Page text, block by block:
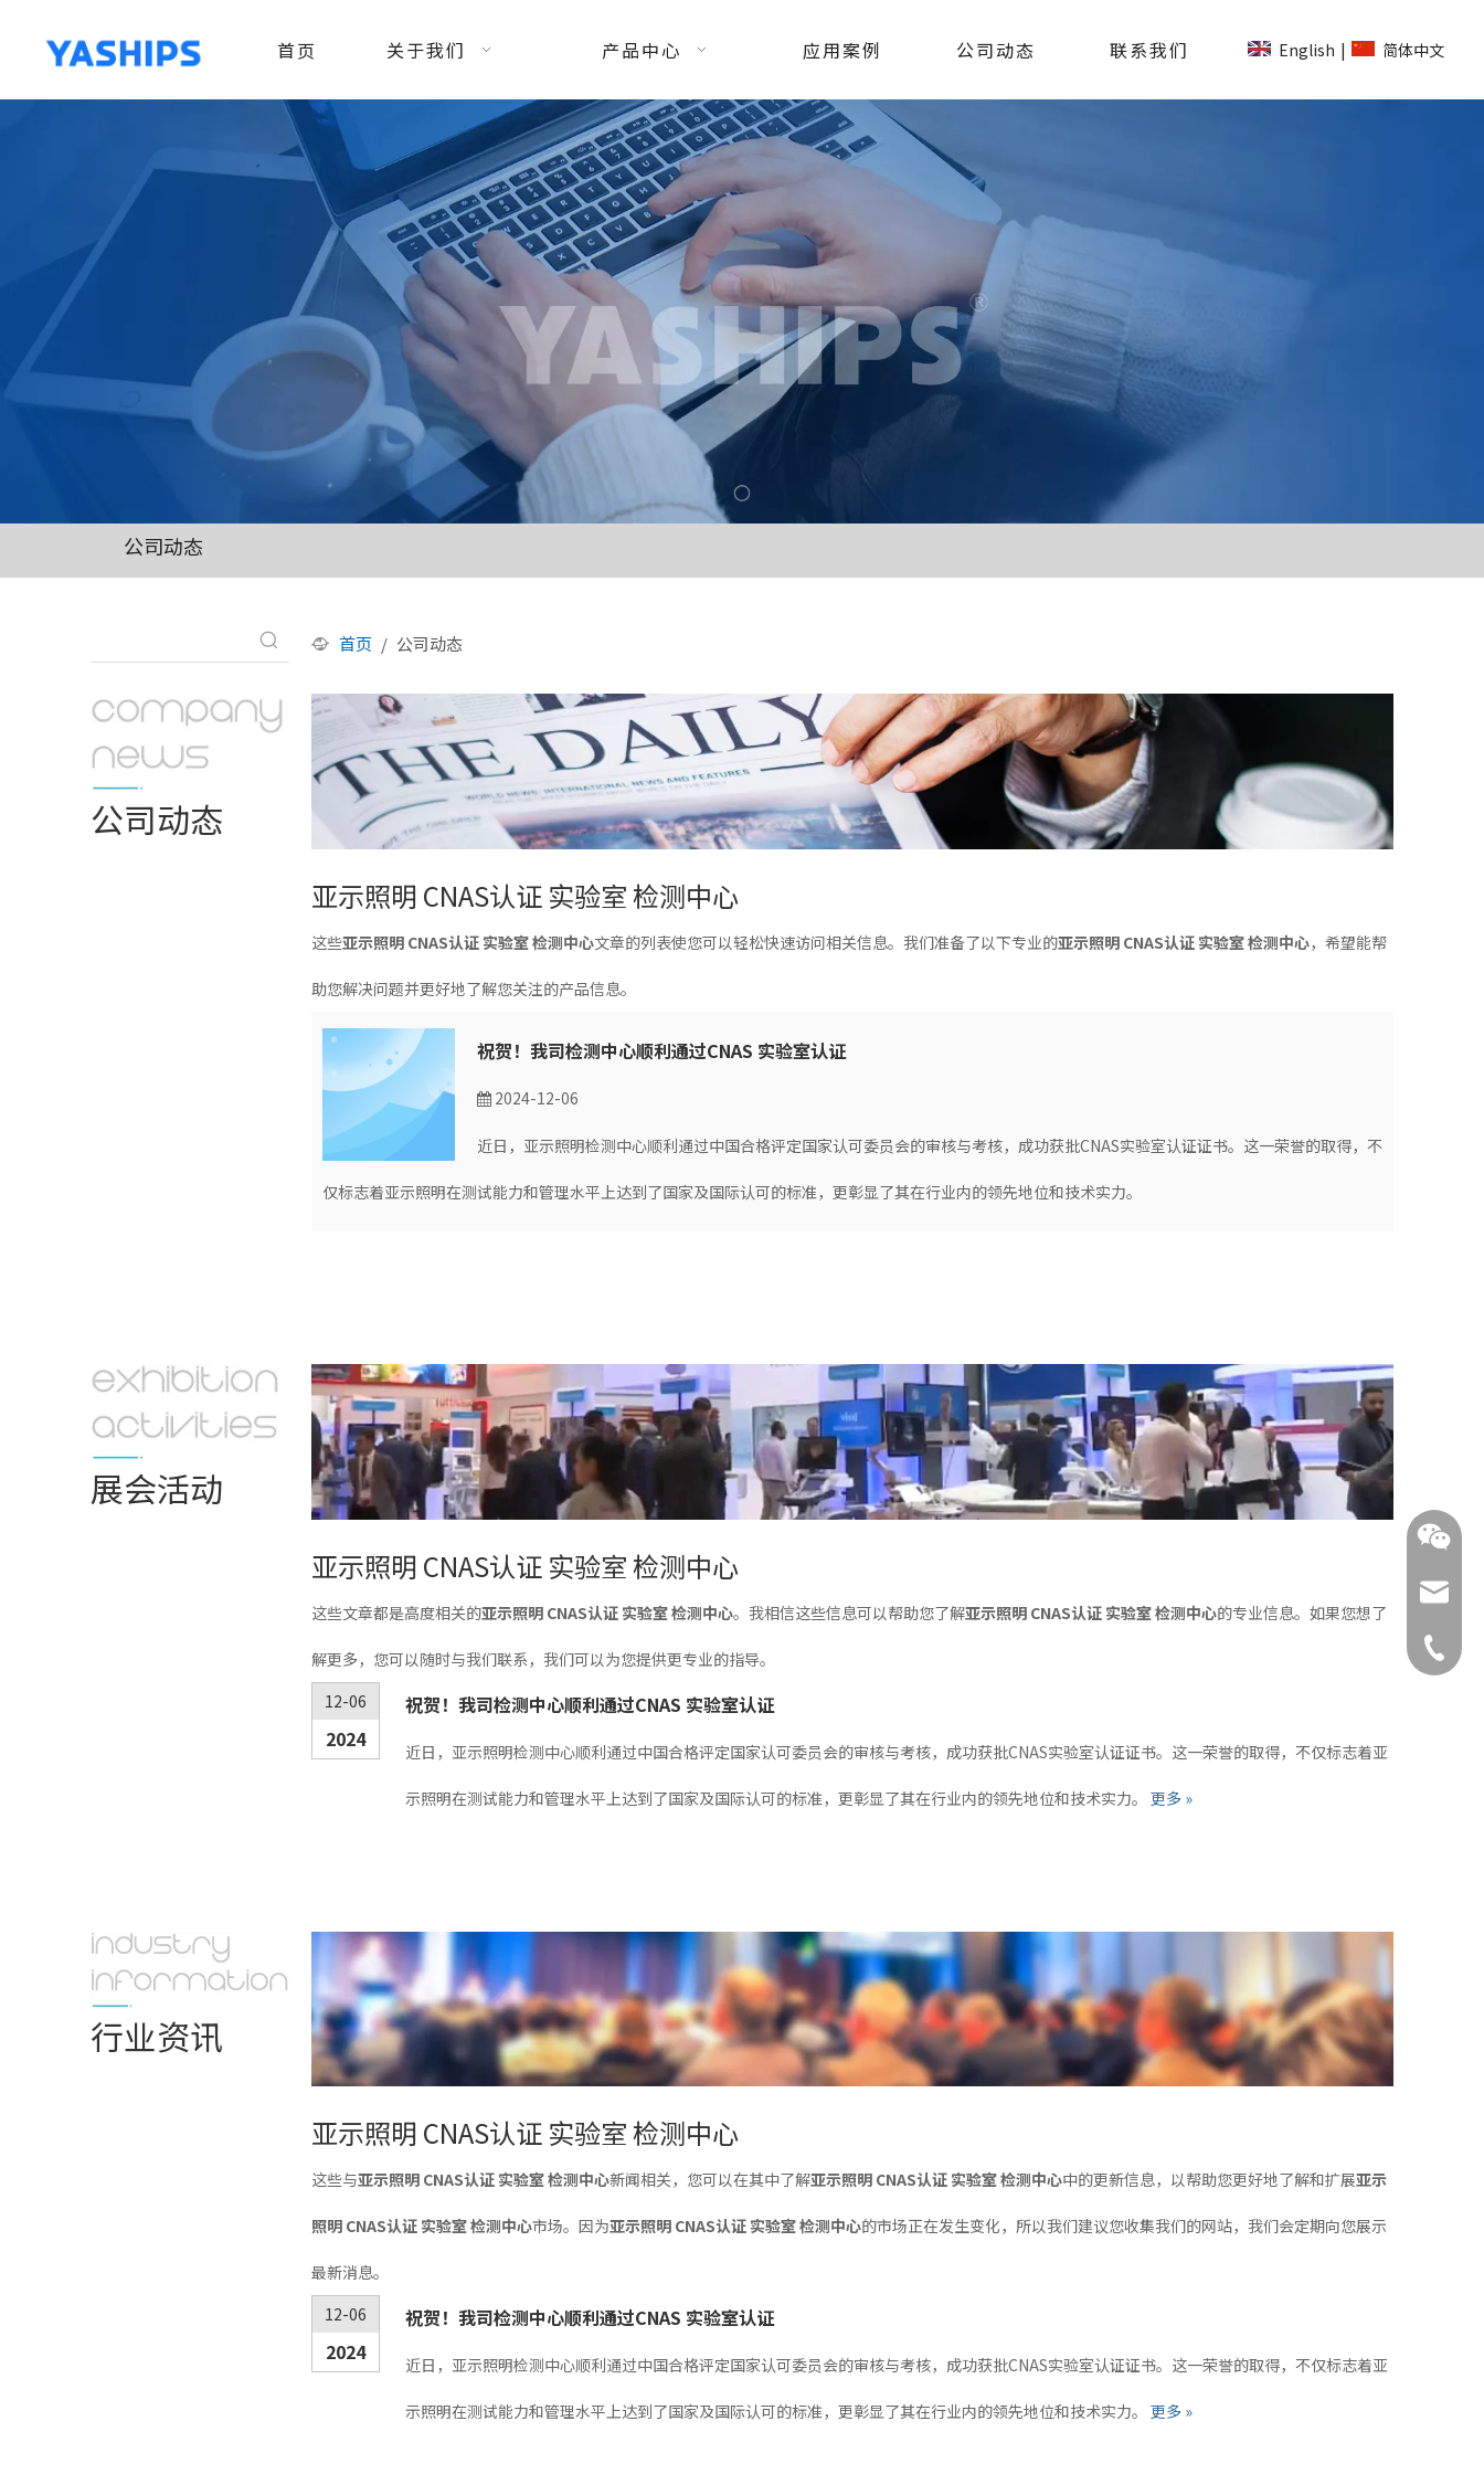
首页 关于我们 产品中心 应用案例 公司动态 联系我们 English | 简体中文
公司动态
首页 / 公司动态
公司动态
亚示照明 CNAS认证 实验室 检测中心
这些亚示照明 CNAS认证 实验室 检测中心文章的列表使您可以轻松快速访问相关信息。我们准备了以下专业的亚示照明 CNAS认证 实验室 检测中心，希望能帮
助您解决问题并更好地了解您关注的产品信息。
祝贺！我司检测中心顺利通过CNAS 实验室认证
2024-12-06
近日，亚示照明检测中心顺利通过中国合格评定国家认可委员会的审核与考核，成功获批CNAS实验室认证证书。这一荣誉的取得，不
仅标志着亚示照明在测试能力和管理水平上达到了国家及国际认可的标准，更彰显了其在行业内的领先地位和技术实力。
展会活动
亚示照明 CNAS认证 实验室 检测中心
这些文章都是高度相关的亚示照明 CNAS认证 实验室 检测中心。我相信这些信息可以帮助您了解亚示照明 CNAS认证 实验室 检测中心的专业信息。如果您想了
解更多，您可以随时与我们联系，我们可以为您提供更专业的指导。
12-06
2024
祝贺！我司检测中心顺利通过CNAS 实验室认证
近日，亚示照明检测中心顺利通过中国合格评定国家认可委员会的审核与考核，成功获批CNAS实验室认证证书。这一荣誉的取得，不仅标志着亚
示照明在测试能力和管理水平上达到了国家及国际认可的标准，更彰显了其在行业内的领先地位和技术实力。 更多 »
行业资讯
亚示照明 CNAS认证 实验室 检测中心
这些与亚示照明 CNAS认证 实验室 检测中心新闻相关，您可以在其中了解亚示照明 CNAS认证 实验室 检测中心中的更新信息，以帮助您更好地了解和扩展亚示
照明 CNAS认证 实验室 检测中心市场。因为亚示照明 CNAS认证 实验室 检测中心的市场正在发生变化，所以我们建议您收集我们的网站，我们会定期向您展示
最新消息。
12-06
2024
祝贺！我司检测中心顺利通过CNAS 实验室认证
近日，亚示照明检测中心顺利通过中国合格评定国家认可委员会的审核与考核，成功获批CNAS实验室认证证书。这一荣誉的取得，不仅标志着亚
示照明在测试能力和管理水平上达到了国家及国际认可的标准，更彰显了其在行业内的领先地位和技术实力。 更多 »
+86-